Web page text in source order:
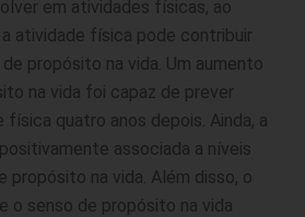
em atividades físicas, ao
atividade física pode contribuir
propósito na vida. Um aumento
na vida foi capaz de prever
física quatro anos depois. Ainda, a
associada a níveis
propósito na vida. Além disso, o
o senso de propósito na vida